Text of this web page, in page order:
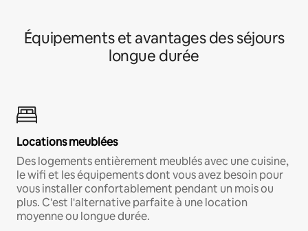
Équipements et avantages des séjours
longue durée
Locations meublées
Des logements entièrement meublés avec une cuisine,
le wifi et les équipements dont vous avez besoin pour
vous installer confortablement pendant un mois ou
plus. C'est l'alternative parfaite à une location
moyenne ou longue durée.